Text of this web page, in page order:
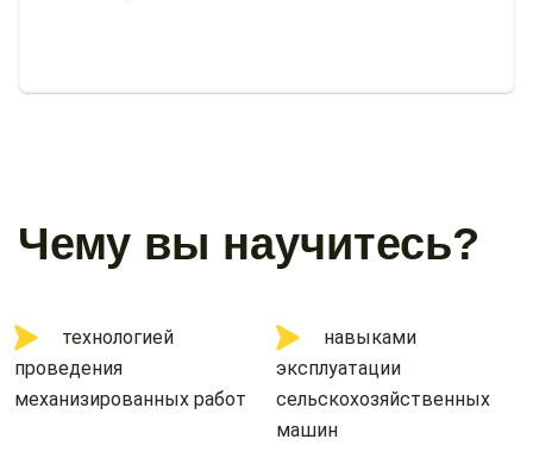
Чему вы научитесь?
технологией
проведения
механизированных работ
навыками
эксплуатации
сельскохозяйственных
машин